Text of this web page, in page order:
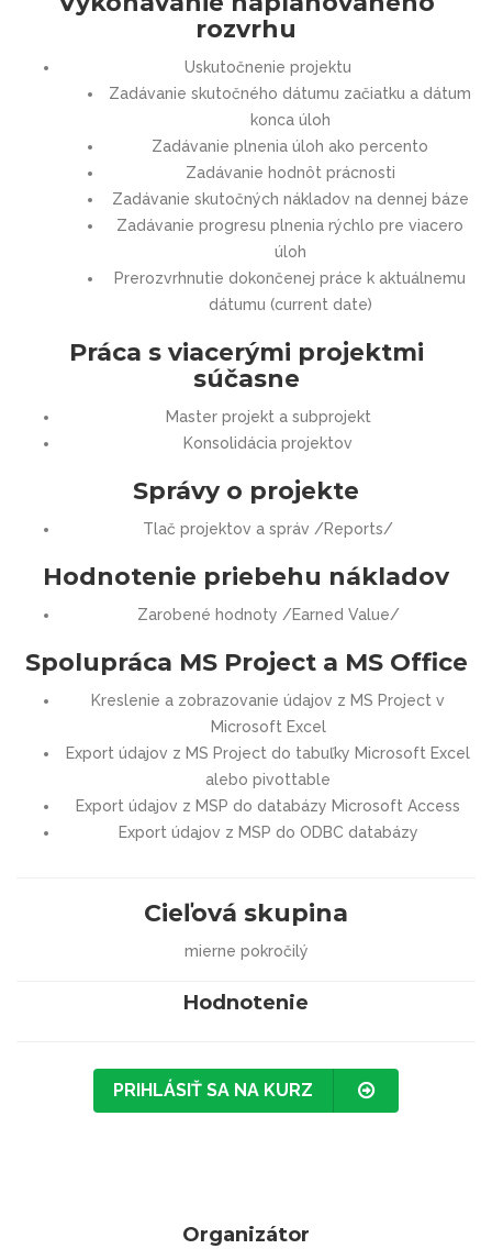
rozvrhu
Uskutočnenie projektu
Zadávanie skutočného dátumu začiatku a dátum
konca úloh
Zadávanie plnenia úloh ako percento
Zadávanie hodnôt prácnosti
Zadávanie skutočných nákladov na dennej báze
Zadávanie progresu plnenia rýchlo pre viacero
úloh
Prerozvrhnutie dokončenej práce k aktuálnemu
dátumu (current date)
Práca s viacerými projektmi
súčasne
Master projekt a subprojekt
Konsolidácia projektov
Správy o projekte
Tlač projektov a správ /Reports/
Hodnotenie priebehu nákladov
Zarobené hodnoty /Earned Value/
Spolupráca MS Project a MS Office
Kreslenie a zobrazovanie údajov z MS Project v
Microsoft Excel
Export údajov z MS Project do tabuľky Microsoft Excel
alebo pivottable
Export údajov z MSP do databázy Microsoft Access
Export údajov z MSP do ODBC databázy
Cieľová skupina
mierne pokročilý
Hodnotenie
PRIHLÁSIŤ SA NA KURZ
Organizátor